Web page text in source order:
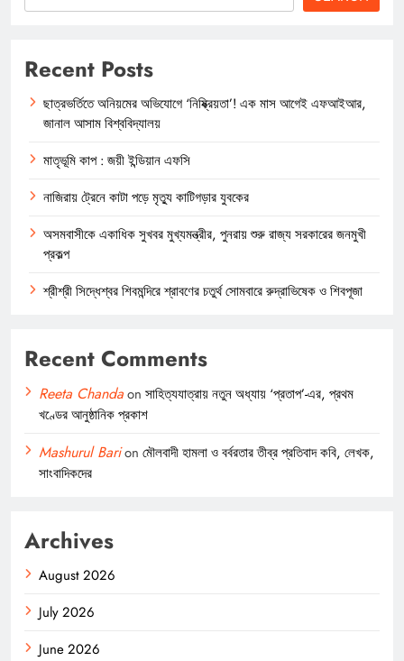
Recent Posts
ছাত্রভর্তিতে অনিয়মের অভিযোগে ‘নিষ্ক্রিয়তা’! এক মাস আগেই এফআইআর,
জানাল আসাম বিশ্ববিদ্যালয়
মাতৃভূমি কাপ : জয়ী ইন্ডিয়ান এফসি
নাজিরায় ট্রেনে কাটা পড়ে মৃত্যু কাটিগড়ার যুবকের
অসমবাসীকে একাধিক সুখবর মুখ্যমন্ত্রীর, পুনরায় শুরু রাজ্য সরকারের জনমুখী
প্রকল্প
শ্রীশ্রী সিদ্ধেশ্বর শিবমন্দিরে শ্রাবণের চতুর্থ সোমবারে রুদ্রাভিষেক ও শিবপূজা
Recent Comments
Reeta Chandaon সাহিত্যযাত্রায় নতুন অধ্যায় ‘প্রতাপ’-এর, প্রথম
খণ্ডের আনুষ্ঠানিক প্রকাশ
Mashurul Barion মৌলবাদী হামলা ও বর্বরতার তীব্র প্রতিবাদ কবি, লেখক,
সাংবাদিকদের
Archives
August 2026
July 2026
June 2026